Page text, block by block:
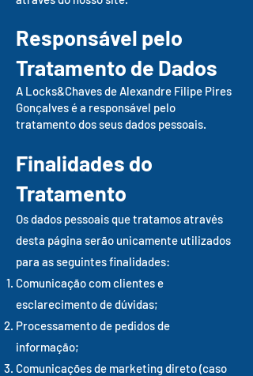
Responsável pelo
Tratamento de Dados
A Locks&Chaves de Alexandre Filipe Pires
Gonçalves é a responsável pelo
tratamento dos seus dados pessoais.
Finalidades do
Tratamento
Os dados pessoais que tratamos através
desta página serão unicamente utilizados
para as seguintes finalidades:
Comunicação com clientes e
esclarecimento de dúvidas;
Processamento de pedidos de
informação;
Comunicações de marketing direto (caso